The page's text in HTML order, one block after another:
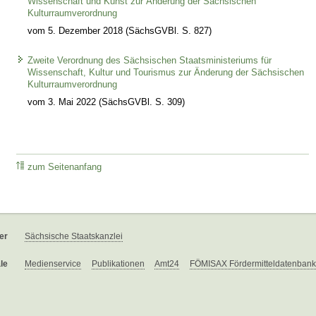
Kulturraumverordnung
vom 5. Dezember 2018 (SächsGVBl. S. 827)
Zweite Verordnung des Sächsischen Staatsministeriums für
Wissenschaft, Kultur und Tourismus zur Änderung der Sächsischen
Kulturraumverordnung
vom 3. Mai 2022 (SächsGVBl. S. 309)
zum Seitenanfang
Sächsische Staatskanzlei
Medienservice Publikationen Amt24 FÖMISAX Fördermitteldatenbank